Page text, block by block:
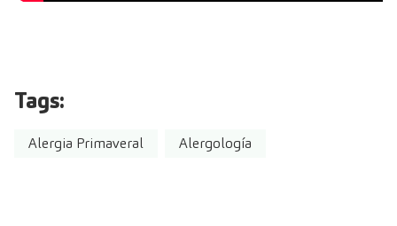
Tags:
Alergia Primaveral Alergología